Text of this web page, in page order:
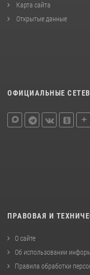
Карта сайта
Открытые данные
ОФИЦИАЛЬНЫЕ
ПРАВОВАЯ И
О сайте
Об использовании
Правила обработки